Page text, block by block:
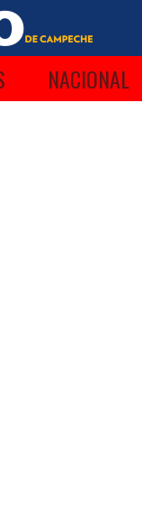
NACIONAL